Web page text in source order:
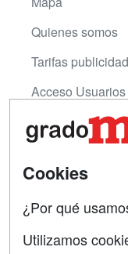
Quienes somos
Tarifas publicidad
Acceso Usuarios
Acceso Centros
Contactar
Cookies
¿Por qué
Utilizamos